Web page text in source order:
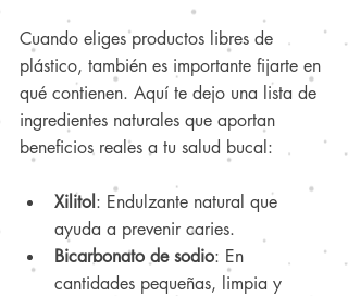
Cuando eliges productos libres de
plástico, también es importante fijarte en
qué contienen. Aquí te dejo una lista de
ingredientes naturales que aportan
beneficios reales a tu salud bucal:
Xilitol : Endulzante natural que
ayuda a prevenir caries.
Bicarbonato de sodio: En
cantidades pequeñas, limpia y